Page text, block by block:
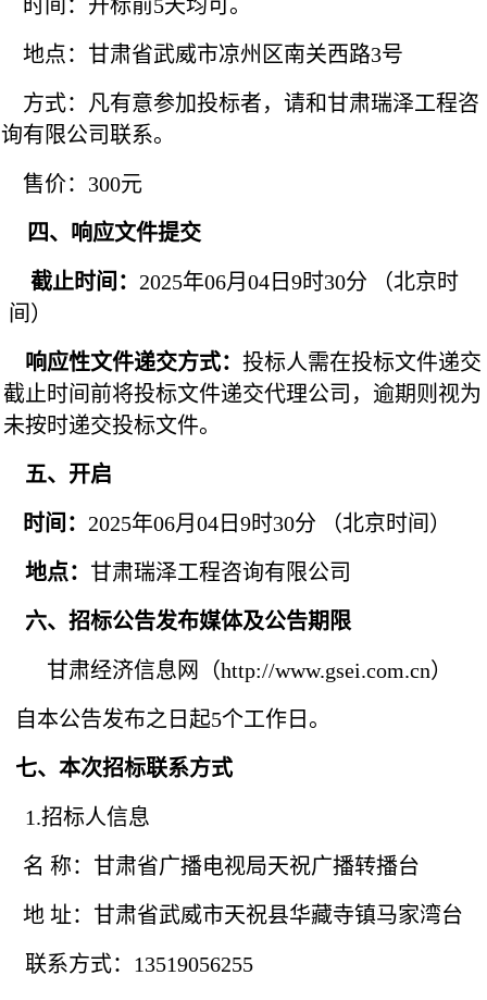
时间：开标前5天均可。
地点：甘肃省武威市凉州区南关西路3号
方式：凡有意参加投标者，请和甘肃瑞泽工程咨
询有限公司联系。
售价： 300元
四、 响应文件提交
截止时间： 2025年06月 04 日 9时30分
（北京时
间）
响应性文件递交方式： 投标人需在投标文件递交
截止时间前将投标文件递交代理公司，逾期则视为
未按时递交投标文件。
五、开启
时间 ： 2025年06月 04 日 9时30分 （北京时间）
地点： 甘肃瑞泽工程咨询有限公司
六、 招标公告发布媒体及公告期限
甘肃经济信息网（http://www.gsei.com.cn）
本公告发布之日起5个工作日。
、本次招标联系方式
1.招标人信息
名 称：甘肃省广播电视局天祝广播转播台
地 址：甘肃省武威市天祝县华藏寺镇马家湾台
联系方式： 13519056255